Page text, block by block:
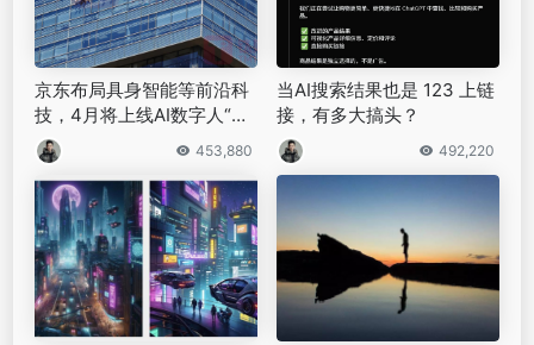
京东布局具身智能等前沿科
技，4月将上线AI数字人“千
人千面”｜钛媒体AGI
453,880
当AI搜索结果也是 123 上链
接，有多大搞头？
492,220